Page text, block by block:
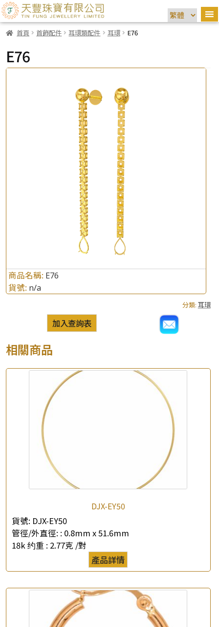
首頁 首飾配件 耳環類配件 耳環 E76
E76
產品查詢 ×
商品名稱: E76
貨號: n/a
分類: 耳環
加入查詢表
相關商品
DJX-EY50
貨號: DJX-EY50
管徑/外直徑: : 0.8mm x 51.6mm
18k 约重 : 2.77克 /對
產品詳情